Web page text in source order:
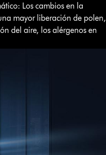
Los cambios en la
mayor liberación de polen,
del aire, los alérgenos en